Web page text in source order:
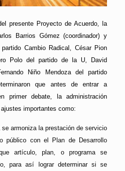
presente Proyecto de Acuerdo, la
Barrios Gómez (coordinador) y
Cambio Radical, César Pion
Polo del partido de la U, David
Niño Mendoza del partido
que antes de entrar a
primer debate, la administración
importantes como:
armoniza la prestación de servicio
público con el Plan de Desarrollo
artículo, plan, o programa se
para así lograr determinar si se